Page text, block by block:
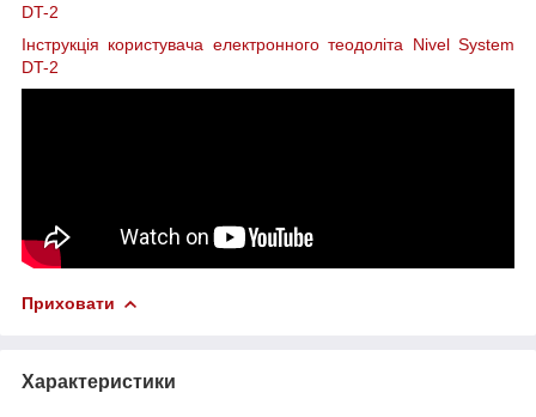
DT-2
Інструкція користувача електронного теодоліта Nivel System
DT-2
Приховати
Характеристики